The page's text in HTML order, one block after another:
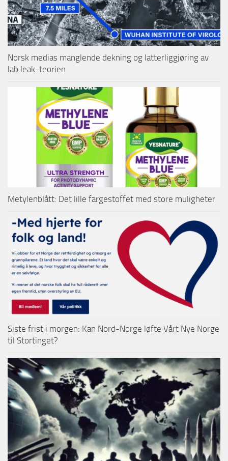
Norsk medias manglende dekning og latterliggjøring av
lab leak-teorien
Metylenblått: Det lille fargestoffet med store muligheter
Siste frist i morgen: Kan Nord-Norge løfte Vårt Nye Norge
til Stortinget?